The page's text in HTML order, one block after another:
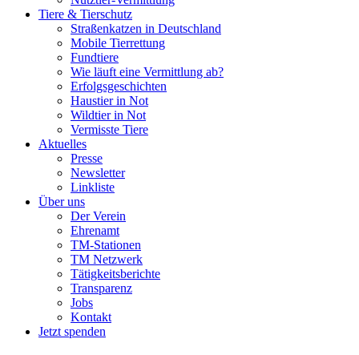
Tiere & Tierschutz
Straßenkatzen in Deutschland
Mobile Tierrettung
Fundtiere
Wie läuft eine Vermittlung ab?
Erfolgsgeschichten
Haustier in Not
Wildtier in Not
Vermisste Tiere
Aktuelles
Presse
Newsletter
Linkliste
Über uns
Der Verein
Ehrenamt
TM-Stationen
TM Netzwerk
Tätigkeitsberichte
Transparenz
Jobs
Kontakt
Jetzt spenden